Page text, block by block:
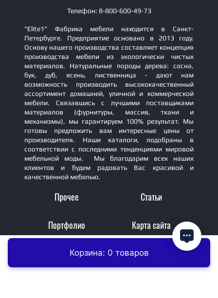
Телефон: 8-800-600-49-73
"Elite1" Фабрика мебели находится в Санкт-
Петербурге. Предприятие основано в 2013 году.
Основу нашего производства составляет концепция
производства мебели из экологически чистых
материалов. Натуральные породы дерева: сосна,
бук, дуб, ясень, лиственница - дают нам
возможность производить высококачественный
ассортимент домашней, уличной и коммерческой
мебели. Связавшись с лучшими поставщиками
материалов (фурнитуры, массив, ткани и
механизмы), мы гарантируем 100% результат. Мы
готовы предложить вам интересные цены от
производителя. Наши каталоги, подобраны в
соответствии с последними тенденциями мировой
мебельной моды. Мы благодарим всех наших
клиентов и будем радовать Вас красивой и
качественной мебелью.
Прочее Статьи
Портфолио Карта сайта
Корзина: 0 товаров